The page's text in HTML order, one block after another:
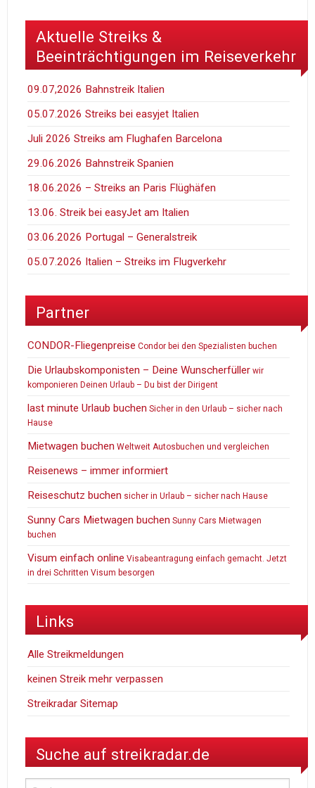
Aktuelle Streiks &
Beeinträchtigungen im Reiseverkehr
09.07,2026 Bahnstreik Italien
05.07.2026 Streiks bei easyjet Italien
Juli 2026 Streiks am Flughafen Barcelona
29.06.2026 Bahnstreik Spanien
18.06.2026 – Streiks an Paris Flüghäfen
13.06. Streik bei easyJet am Italien
03.06.2026 Portugal – Generalstreik
05.07.2026 Italien – Streiks im Flugverkehr
Partner
CONDOR-Fliegenpreise Condor bei den Spezialisten buchen
Die Urlaubskomponisten – Deine Wunscherfüller wir
komponieren Deinen Urlaub – Du bist der Dirigent
last minute Urlaub buchen Sicher in den Urlaub – sicher nach
Hause
Mietwagen buchen Weltweit Autosbuchen und vergleichen
Reisenews – immer informiert
Reiseschutz buchen sicher in Urlaub – sicher nach Hause
Sunny Cars Mietwagen buchen Sunny Cars Mietwagen
buchen
Visum einfach online Visabeantragung einfach gemacht. Jetzt
in drei Schritten Visum besorgen
Links
Alle Streikmeldungen
keinen Streik mehr verpassen
Streikradar Sitemap
Suche auf streikradar.de